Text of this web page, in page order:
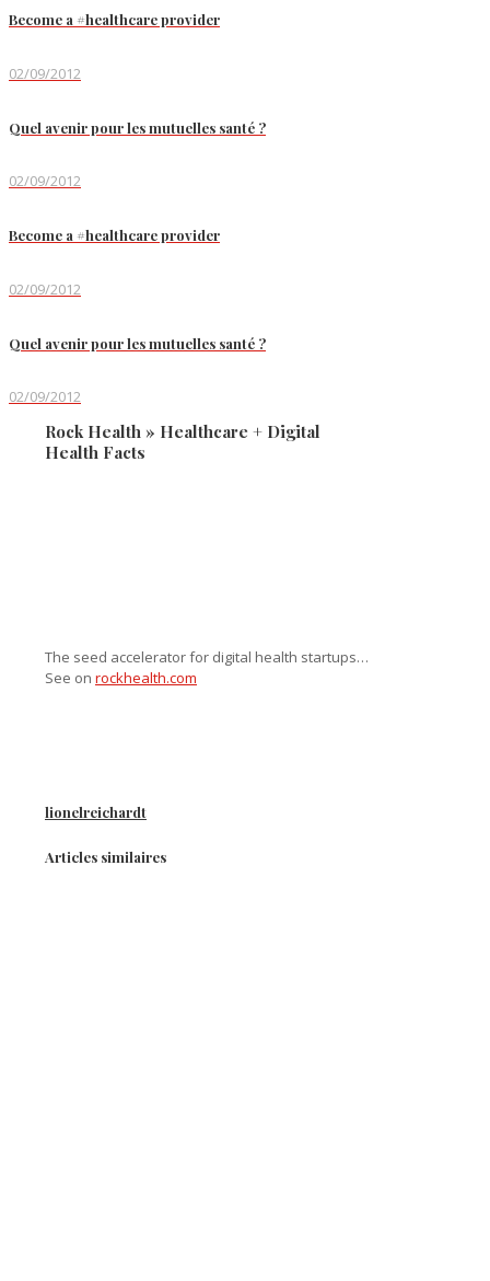
Become a #healthcare provider
02/09/2012
Quel avenir pour les mutuelles santé ?
02/09/2012
Become a #healthcare provider
02/09/2012
Quel avenir pour les mutuelles santé ?
02/09/2012
Rock Health » Healthcare + Digital
Health Facts
The seed accelerator for digital health startups…
See on rockhealth.com
lionelreichardt
Articles similaires